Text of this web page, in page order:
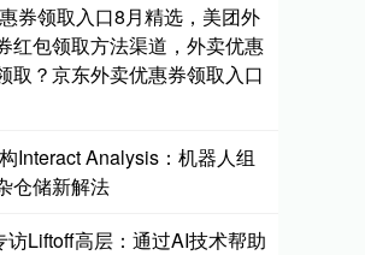
券领取入口8月精选，美团外
红包领取方法渠道，外卖优惠
取？京东外卖优惠券领取入口
Interact Analysis：机器人组
仓储新解法
Liftoff高层：通过AI技术帮助